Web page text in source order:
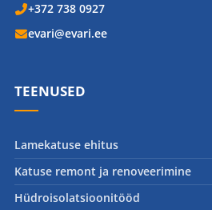
+372 738 0927
evari@evari.ee
TEENUSED
Lamekatuse ehitus
Katuse remont ja renoveerimine
Hüdroisolatsioonitööd